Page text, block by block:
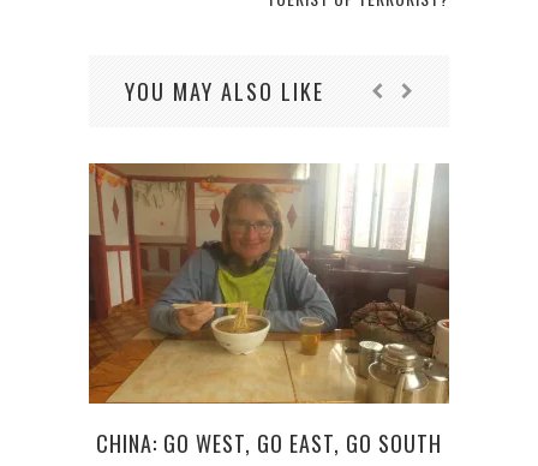
YOU MAY ALSO LIKE
CHINA: GO WEST, GO EAST, GO SOUTH